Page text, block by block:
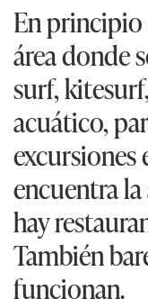
En principio
área donde
surf,
acuático,
excursiones
encuentra
hay
También
funcionan.